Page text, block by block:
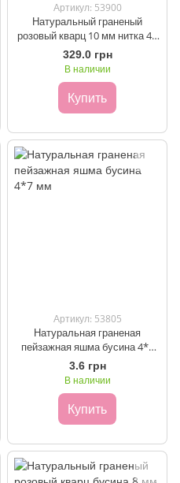
Артикул: 53900
Натуральный граненый
розовый кварц 10 мм нитка 40
см
329.0 грн
В наличии
Купить
Артикул: 53805
Натуральная граненая
пейзажная яшма бусина 4*7
мм
3.6 грн
В наличии
Купить